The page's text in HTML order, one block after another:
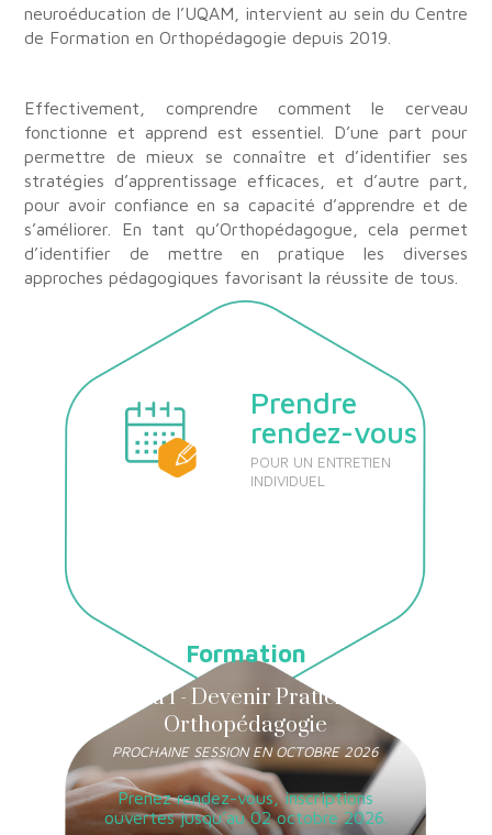
neuroéducation de l’UQAM, intervient au sein du Centre
de Formation en Orthopédagogie depuis 2019.
Effectivement, comprendre comment le cerveau
fonctionne et apprend est essentiel. D’une part pour
permettre de mieux se connaître et d’identifier ses
stratégies d’apprentissage efficaces, et d’autre part,
pour avoir confiance en sa capacité d’apprendre et de
s’améliorer. En tant qu’Orthopédagogue, cela permet
d’identifier de mettre en pratique les diverses
approches pédagogiques favorisant la réussite de tous.
Prendre
rendez-vous
POUR UN ENTRETIEN
INDIVIDUEL
Formation
Niveau 1 - Devenir Praticien en
Orthopédagogie
PROCHAINE SESSION EN OCTOBRE 2026
Prenez rendez-vous, inscriptions
ouvertes jusqu’au 02 octobre 2026.